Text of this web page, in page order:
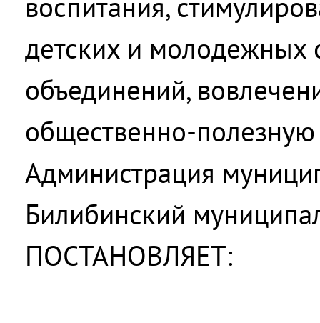
детских и молодежных
объединений,
общественно-полезную
Администрация
Билибинский
ПОСТАНОВЛЯЕТ: